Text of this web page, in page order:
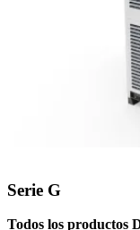
Serie G
Todos los productos